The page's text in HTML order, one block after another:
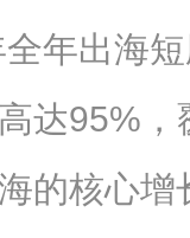
年出海
达95%
的核心